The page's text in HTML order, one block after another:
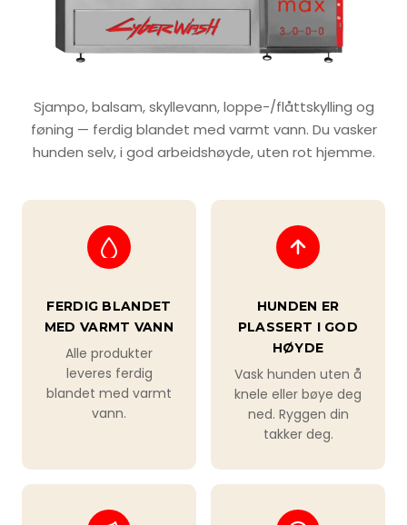
Sjampo, balsam, skyllevann, loppe-/flåttskylling og
føning — ferdig blandet med varmt vann. Du vasker
hunden selv, i god arbeidshøyde, uten rot hjemme.
FERDIG BLANDET
MED VARMT VANN
Alle produkter
leveres ferdig
blandet med varmt
vann.
HUNDEN ER
PLASSERT I GOD
HØYDE
Vask hunden uten å
knele eller bøye deg
ned. Ryggen din
takker deg.